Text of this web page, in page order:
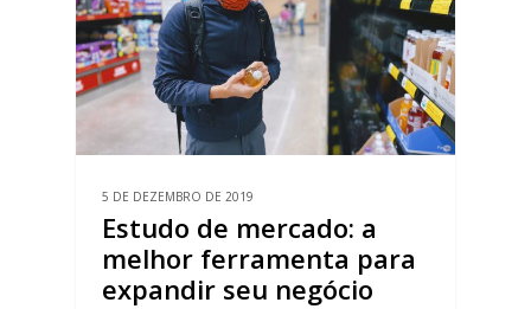
5 DE DEZEMBRO DE 2019
Estudo de mercado: a
melhor ferramenta para
expandir seu negócio